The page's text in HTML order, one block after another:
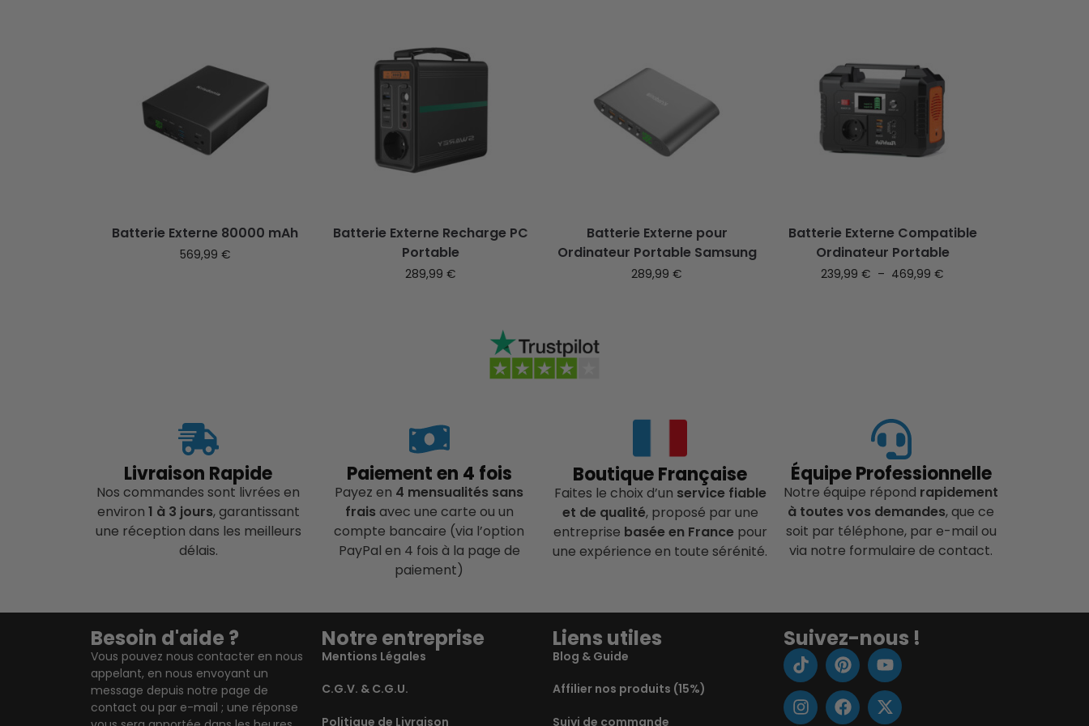
Batterie Externe 80000 mAh
569,99 €
Batterie Externe Recharge PC
Portable
289,99€
Batterie Externe pour
Ordinateur Portable Samsung
289,99€
Batterie Externe Compatible
Ordinateur Portable
239,99€ – 469,99€
Livraison Rapide
Nos commandes sont livrées en
environ 1 à 3 jours, garantissant
une réception dans les meilleurs
délais.
Paiement en 4 fois
Payez en 4 mensualités sans
frais avec une carte ou un
compte bancaire (via l’option
PayPal en 4 fois à la page de
paiement)
Boutique Française
Faites le choix d’un service fiable
et de qualité, proposé par une
entreprise basée en France pour
une expérience en toute sérénité.
Équipe Professionnelle
Notre équipe répond rapidement
à toutes vos demandes, que ce
soit par téléphone, par e-mail ou
via notre formulaire de contact.
Besoin d'aide ?
Vous pouvez nous contacter en nous
appelant, en nous envoyant un
message depuis notre page de
contact ou par e-mail ; une réponse
Notre entreprise
Mentions Légales
C.G.V. & C.G.U.
Politique de Livraison
Liens utiles
Blog & Guide
Affilier nos produits (15%)
Suivi de commande
Suivez-nous !